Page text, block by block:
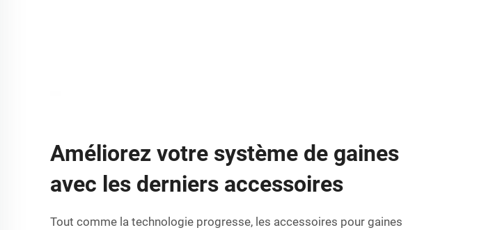
Améliorez votre système de gaines
avec les derniers accessoires
Tout comme la technologie progresse, les accessoires pour gaines